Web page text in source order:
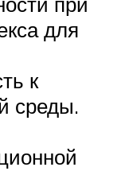
для
к
среды.